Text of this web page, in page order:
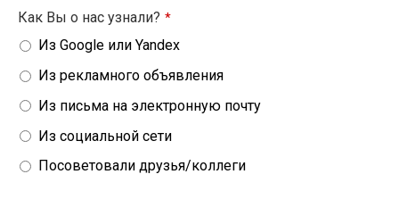
Как Вы о нас узнали? *
Из Google или Yandex
Из рекламного объявления
Из письма на электронную почту
Из социальной сети
Посоветовали друзья/коллеги